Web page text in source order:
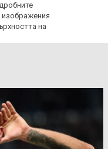
изображения
на